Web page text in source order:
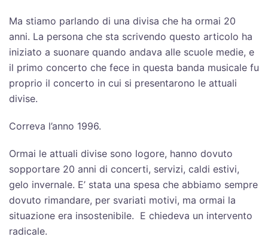
Ma stiamo parlando di una divisa che ha ormai 20
anni. La persona che sta scrivendo questo articolo ha
iniziato a suonare quando andava alle scuole medie, e
il primo concerto che fece in questa banda musicale fu
proprio il concerto in cui si presentarono le attuali
divise.
Correva l’anno 1996.
Ormai le attuali divise sono logore, hanno dovuto
sopportare 20 anni di concerti, servizi, caldi estivi,
gelo invernale. E’ stata una spesa che abbiamo sempre
dovuto rimandare, per svariati motivi, ma ormai la
situazione era insostenibile. E chiedeva un intervento
radicale.